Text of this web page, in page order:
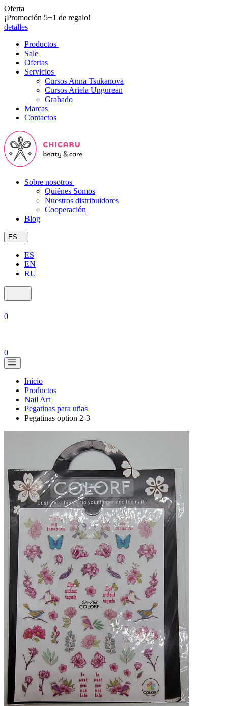
Oferta
¡Promoción 5+1 de regalo!
detalles
Productos
Sale
Ofertas
Servicios
Cursos Anna Tsukanova
Cursos Ariela Ungurean
Grabado
Marcas
Contactos
Sobre nosotros
Quiénes Somos
Nuestros distribuidores
Cooperación
Blog
ES
ES
EN
RU
0
0
Inicio
Productos
Nail Art
Pegatinas para uñas
Pegatinas option 2-3